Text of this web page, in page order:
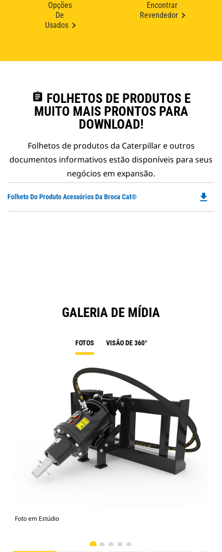
Opções
De
Usados
Encontrar
Revendedor
assignment FOLHETOS DE PRODUTOS E
MUITO MAIS PRONTOS PARA
DOWNLOAD!
Folhetos de produtos da Caterpillar e outros
documentos informativos estão disponíveis para seus
negócios em expansão.
Folheto Do Produto Acessórios Da Broca Cat® file_download
GALERIA DE MÍDIA
FOTOS VISÃO DE 360°
Foto em Estúdio